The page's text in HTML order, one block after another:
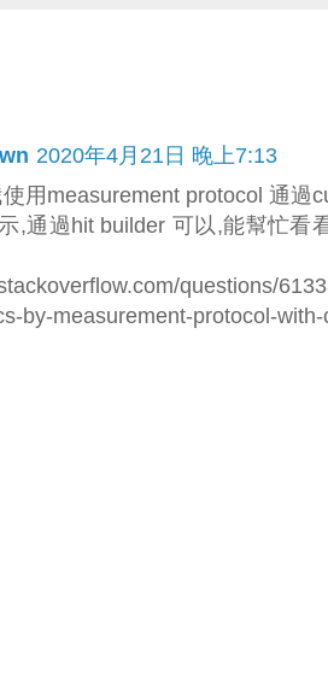
2020年4月21日 晚上7:13
用measurement protocol 通過
,通過hit builder 可以,能幫忙看
questions/
by-measurement-protocol-with-